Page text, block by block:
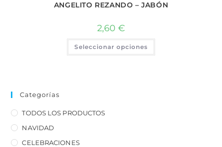
ANGELITO REZANDO – JABÓN
2,60€
Seleccionar opciones
Categorías
TODOS LOS PRODUCTOS
NAVIDAD
CELEBRACIONES